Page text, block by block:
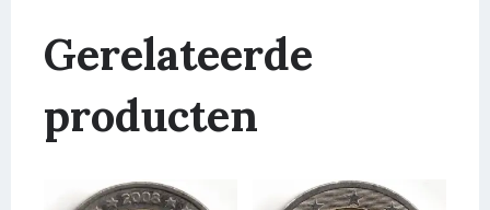
Gerelateerde
producten